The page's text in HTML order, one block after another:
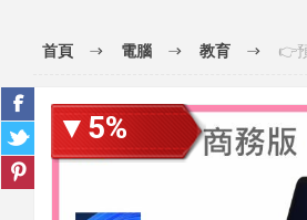
首頁 電腦 教育 👉
▼5%